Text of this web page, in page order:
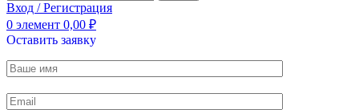
Вход / Регистрация
0 элемент 0,00 ₽
Оставить заявку